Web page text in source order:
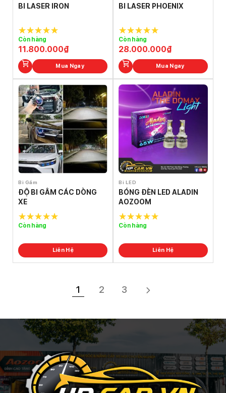
BI LASER IRON
11.800.000₫
5.0out of
5
Còn hàng
Mua Ngay
BI LASER PHOENIX
28.000.000₫
5.0out of
5
Còn hàng
Mua Ngay
Bi Gầm
ĐỘ BI GẦM CÁC DÒNG
XE
5.0out of
Còn hàng
Liên Hệ
Bi LED
BÓNG ĐÈN LED ALADIN
AOZOOM
5.0out of
Còn hàng
Liên Hệ
1 2 3